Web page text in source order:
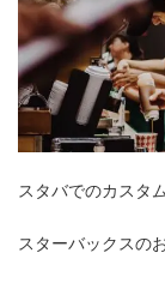
スタバでのカスタ
スターバックスの